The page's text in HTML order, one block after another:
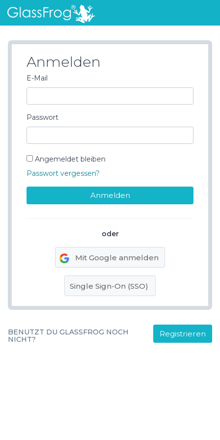
Anmelden
E-Mail
Passwort
Angemeldet bleiben
Passwort vergessen?
oder
Mit Google anmelden
Single Sign-On (SSO)
BENUTZT DU GLASSFROG NOCH
NICHT?
Registrieren